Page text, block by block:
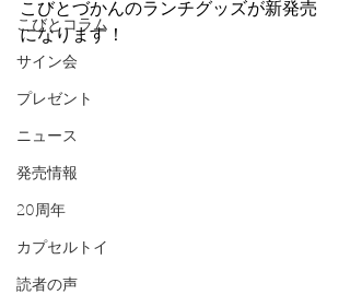
こびとコラム
サイン会
プレゼント
ニュース
発売情報
20周年
カプセルトイ
読者の声
こびとづかんのランチグッズが新発売
になります！